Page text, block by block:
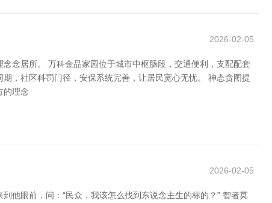
2026-02-05
念居所。 万科金品家园位于城市中枢肠段，交通便利，支配配套
，社区科罚门径，安保系统完善，让居民宽心无忧。 神态贪图提
的理念
2026-02-05
他眼前，问：“民众，我该怎么找到东说念主生的标的？” 智者莫